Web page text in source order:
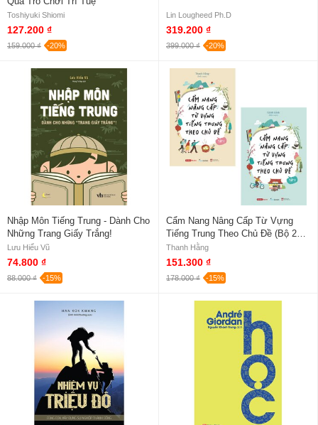
Toshiyuki Shiomi
127.200 ₫
159.000 ₫ -20%
Lin Lougheed Ph.D
319.200 ₫
399.000 ₫ -20%
Nhập Môn Tiếng Trung - Dành Cho
Những Trang Giấy Trắng!
Lưu Hiểu Vũ
74.800 ₫
88.000 ₫ -15%
Cẩm Nang Nâng Cấp Từ Vựng
Tiếng Trung Theo Chủ Đề (Bộ 2
Tập)
Thanh Hằng
151.300 ₫
178.000 ₫ -15%